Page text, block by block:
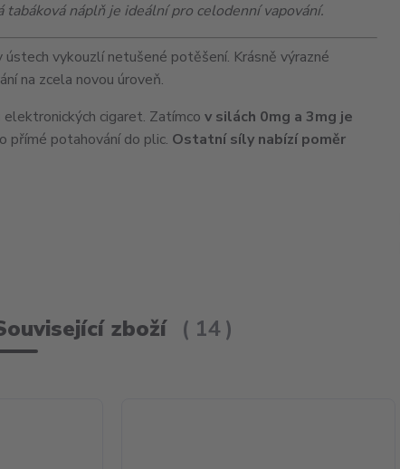
náplň je ideální pro celodenní vapování.
vykouzlí netušené potěšení. Krásně výrazné
na zcela novou úroveň.
cigaret. Zatímco v silách 0mg a 3mg je
přímé potahování do plic. Ostatní síly nabízí poměr
zboží 14